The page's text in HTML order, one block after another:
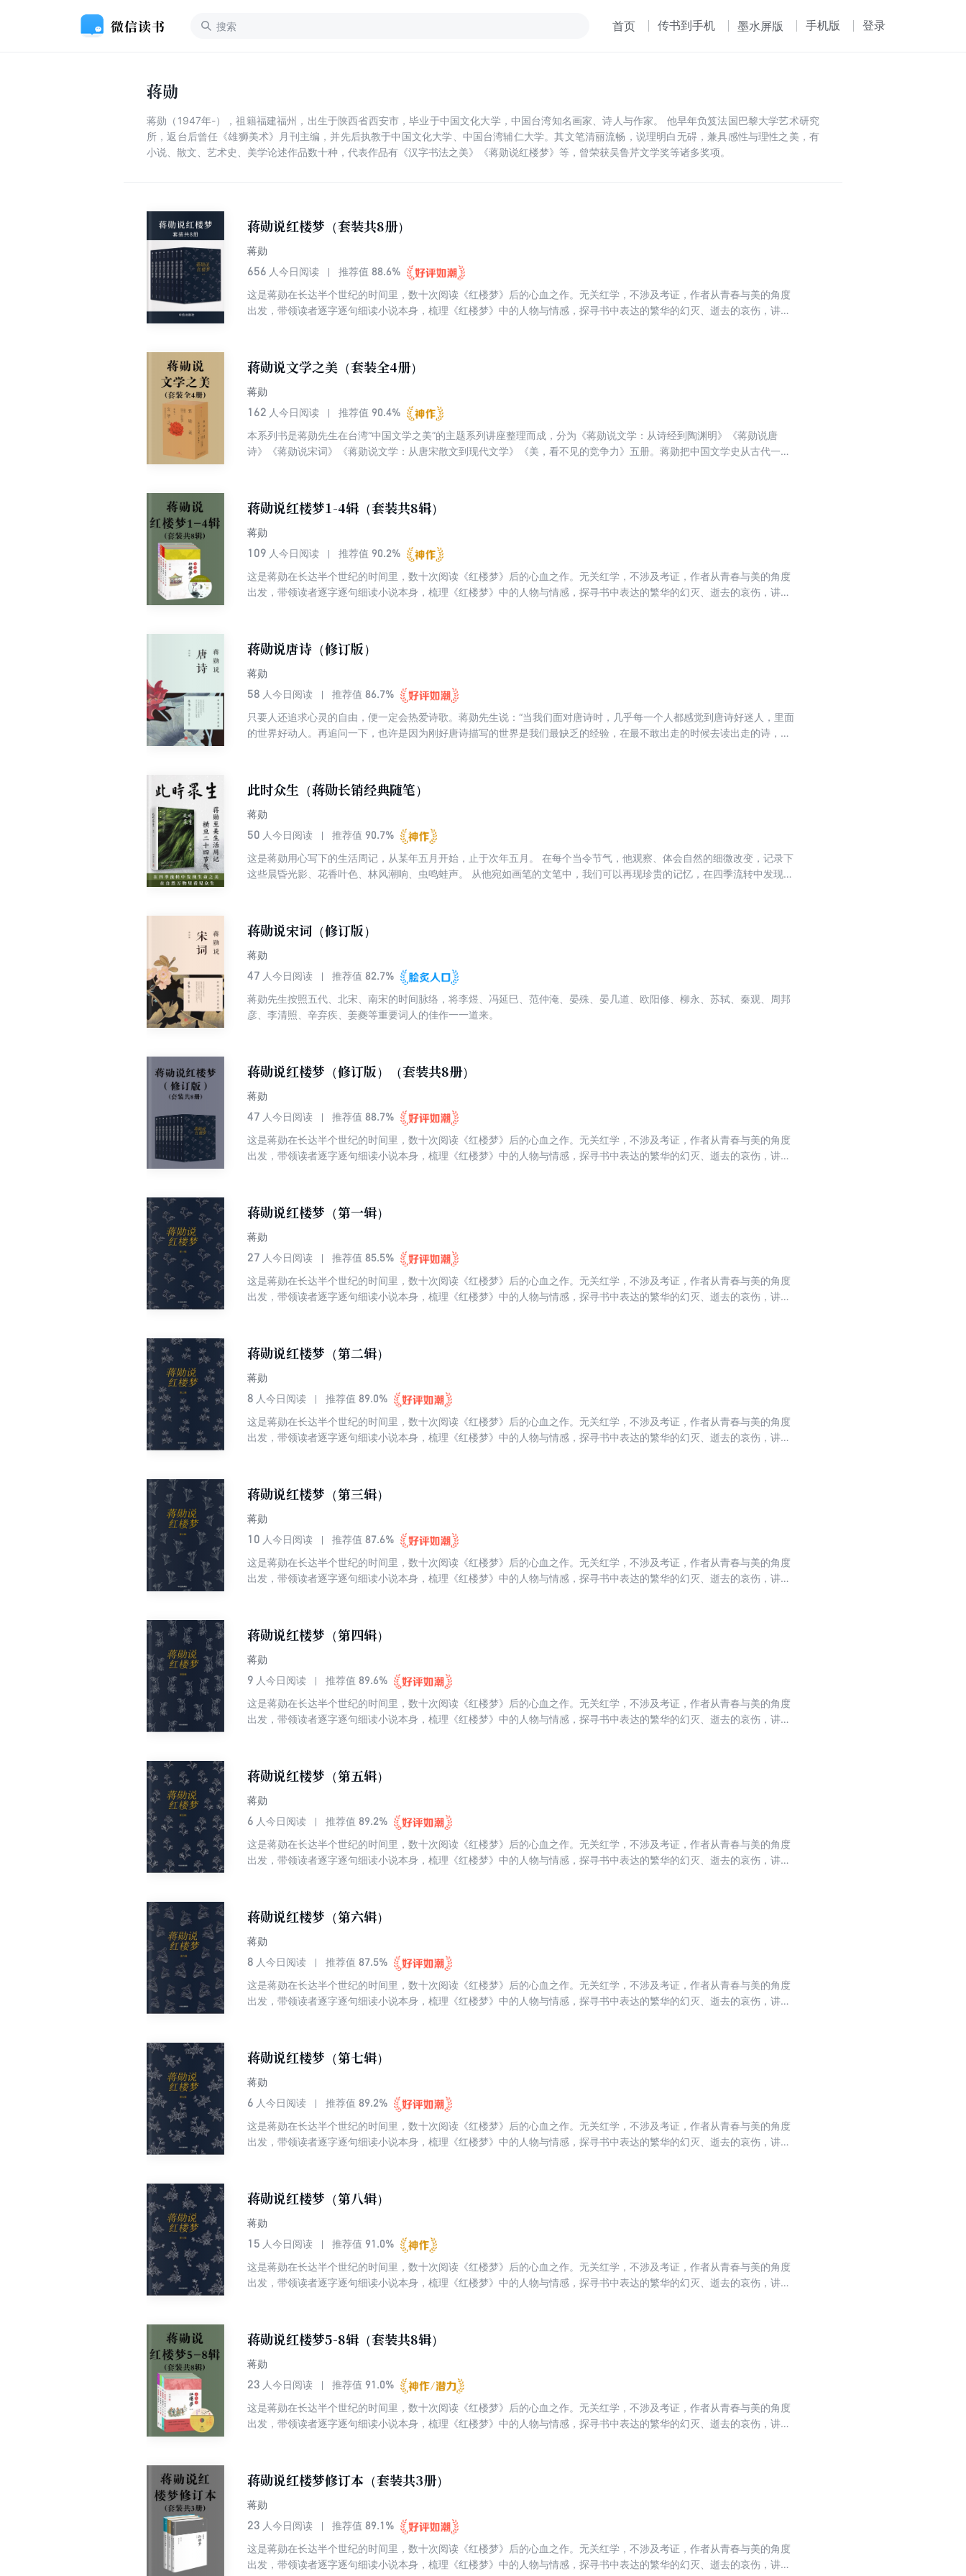
首页 传书到手机 墨水屏版 手机版 登录
蒋勋
蒋勋（1947年-），祖籍福建福州，出生于陕西省西安市，毕业于中国文化大学，中国台湾知名画家、诗人与作家。 他早年负笈法国巴黎大学艺术研究
所，返台后曾任《雄狮美术》月刊主编，并先后执教于中国文化大学、中国台湾辅仁大学。其文笔清丽流畅，说理明白无碍，兼具感性与理性之美，有
小说、散文、艺术史、美学论述作品数十种，代表作品有《汉字书法之美》《蒋勋说红楼梦》等，曾荣获吴鲁芹文学奖等诸多奖项。
蒋勋说红楼梦（套装共8册）
蒋勋
656 人今日阅读 推荐值 88.6%
这是蒋勋在长达半个世纪的时间里，数十次阅读《红楼梦》后的心血之作。无关红学，不涉及考证，作者从青春与美的角度
出发，带领读者逐字逐句细读小说本身，梳理《红楼梦》中的人物与情感，探寻书中表达的繁华的幻灭、逝去的哀伤，讲述
蒋勋说文学之美（套装全4册）
蒋勋
162 人今日阅读 推荐值 90.4%
本系列书是蒋勋先生在台湾“中国文学之美”的主题系列讲座整理而成，分为《蒋勋说文学：从诗经到陶渊明》《蒋勋说唐
诗》《蒋勋说宋词》《蒋勋说文学：从唐宋散文到现代文学》《美，看不见的竞争力》五册。蒋勋把中国文学史从古代一直
蒋勋说红楼梦1-4辑（套装共8辑）
蒋勋
109 人今日阅读 推荐值 90.2%
这是蒋勋在长达半个世纪的时间里，数十次阅读《红楼梦》后的心血之作。无关红学，不涉及考证，作者从青春与美的角度
出发，带领读者逐字逐句细读小说本身，梳理《红楼梦》中的人物与情感，探寻书中表达的繁华的幻灭、逝去的哀伤，讲述
蒋勋说唐诗（修订版）
蒋勋
58 人今日阅读 推荐值 86.7%
只要人还追求心灵的自由，便一定会热爱诗歌。蒋勋先生说：“当我们面对唐诗时，几乎每一个人都感觉到唐诗好迷人，里面
的世界好动人。再追问一下，也许是因为刚好唐诗描写的世界是我们最缺乏的经验，在最不敢出走的时候去读出走的诗，在
此时众生（蒋勋长销经典随笔）
蒋勋
50 人今日阅读 推荐值 90.7%
这是蒋勋用心写下的生活周记，从某年五月开始，止于次年五月。 在每个当令节气，他观察、体会自然的细微改变，记录下
这些晨昏光影、花香叶色、林风潮响、虫鸣蛙声。 从他宛如画笔的文笔中，我们可以再现珍贵的记忆，在四季流转中发现生
蒋勋说宋词（修订版）
蒋勋
47 人今日阅读 推荐值 82.7%
蒋勋先生按照五代、北宋、南宋的时间脉络，将李煜、冯延巳、范仲淹、晏殊、晏几道、欧阳修、柳永、苏轼、秦观、周邦
彦、李清照、辛弃疾、姜夔等重要词人的佳作一一道来。
蒋勋说红楼梦（修订版）（套装共8册）
蒋勋
47 人今日阅读 推荐值 88.7%
这是蒋勋在长达半个世纪的时间里，数十次阅读《红楼梦》后的心血之作。无关红学，不涉及考证，作者从青春与美的角度
出发，带领读者逐字逐句细读小说本身，梳理《红楼梦》中的人物与情感，探寻书中表达的繁华的幻灭、逝去的哀伤，讲述
蒋勋说红楼梦（第一辑）
蒋勋
27 人今日阅读 推荐值 85.5%
这是蒋勋在长达半个世纪的时间里，数十次阅读《红楼梦》后的心血之作。无关红学，不涉及考证，作者从青春与美的角度
出发，带领读者逐字逐句细读小说本身，梳理《红楼梦》中的人物与情感，探寻书中表达的繁华的幻灭、逝去的哀伤，讲述
蒋勋说红楼梦（第二辑）
蒋勋
8 人今日阅读 推荐值 89.0%
这是蒋勋在长达半个世纪的时间里，数十次阅读《红楼梦》后的心血之作。无关红学，不涉及考证，作者从青春与美的角度
出发，带领读者逐字逐句细读小说本身，梳理《红楼梦》中的人物与情感，探寻书中表达的繁华的幻灭、逝去的哀伤，讲述
蒋勋说红楼梦（第三辑）
蒋勋
10 人今日阅读 推荐值 87.6%
这是蒋勋在长达半个世纪的时间里，数十次阅读《红楼梦》后的心血之作。无关红学，不涉及考证，作者从青春与美的角度
出发，带领读者逐字逐句细读小说本身，梳理《红楼梦》中的人物与情感，探寻书中表达的繁华的幻灭、逝去的哀伤，讲述
蒋勋说红楼梦（第四辑）
蒋勋
9 人今日阅读 推荐值 89.6%
这是蒋勋在长达半个世纪的时间里，数十次阅读《红楼梦》后的心血之作。无关红学，不涉及考证，作者从青春与美的角度
出发，带领读者逐字逐句细读小说本身，梳理《红楼梦》中的人物与情感，探寻书中表达的繁华的幻灭、逝去的哀伤，讲述
蒋勋说红楼梦（第五辑）
蒋勋
6 人今日阅读 推荐值 89.2%
这是蒋勋在长达半个世纪的时间里，数十次阅读《红楼梦》后的心血之作。无关红学，不涉及考证，作者从青春与美的角度
出发，带领读者逐字逐句细读小说本身，梳理《红楼梦》中的人物与情感，探寻书中表达的繁华的幻灭、逝去的哀伤，讲述
蒋勋说红楼梦（第六辑）
蒋勋
8 人今日阅读 推荐值 87.5%
这是蒋勋在长达半个世纪的时间里，数十次阅读《红楼梦》后的心血之作。无关红学，不涉及考证，作者从青春与美的角度
出发，带领读者逐字逐句细读小说本身，梳理《红楼梦》中的人物与情感，探寻书中表达的繁华的幻灭、逝去的哀伤，讲述
蒋勋说红楼梦（第七辑）
蒋勋
6 人今日阅读 推荐值 89.2%
这是蒋勋在长达半个世纪的时间里，数十次阅读《红楼梦》后的心血之作。无关红学，不涉及考证，作者从青春与美的角度
出发，带领读者逐字逐句细读小说本身，梳理《红楼梦》中的人物与情感，探寻书中表达的繁华的幻灭、逝去的哀伤，讲述
蒋勋说红楼梦（第八辑）
蒋勋
15 人今日阅读 推荐值 91.0%
这是蒋勋在长达半个世纪的时间里，数十次阅读《红楼梦》后的心血之作。无关红学，不涉及考证，作者从青春与美的角度
出发，带领读者逐字逐句细读小说本身，梳理《红楼梦》中的人物与情感，探寻书中表达的繁华的幻灭、逝去的哀伤，讲述
蒋勋说红楼梦5-8辑（套装共8辑）
蒋勋
23 人今日阅读 推荐值 91.0%
这是蒋勋在长达半个世纪的时间里，数十次阅读《红楼梦》后的心血之作。无关红学，不涉及考证，作者从青春与美的角度
出发，带领读者逐字逐句细读小说本身，梳理《红楼梦》中的人物与情感，探寻书中表达的繁华的幻灭、逝去的哀伤，讲述
蒋勋说红楼梦修订本（套装共3册）
蒋勋
23 人今日阅读 推荐值 89.1%
这是蒋勋在长达半个世纪的时间里，数十次阅读《红楼梦》后的心血之作。无关红学，不涉及考证，作者从青春与美的角度
出发，带领读者逐字逐句细读小说本身，梳理《红楼梦》中的人物与情感，探寻书中表达的繁华的幻灭、逝去的哀伤，讲述